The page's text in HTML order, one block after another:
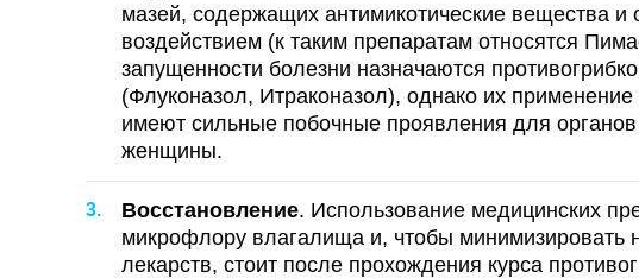
мазей, содержащих антимикотические вещества
воздействием (к таким препаратам относятся
запущенности болезни назначаются
(Флуконазол, Итраконазол), однако их
имеют сильные побочные проявления для
женщины.
Восстановление. Использование медицинских
микрофлору влагалища и, чтобы минимизировать
лекарств, стоит после прохождения курса